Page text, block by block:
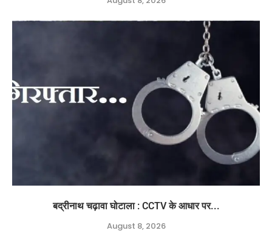
बद्रीनाथ चढ़ावा घोटाला : CCTV के आधार पर...
August 8, 2026